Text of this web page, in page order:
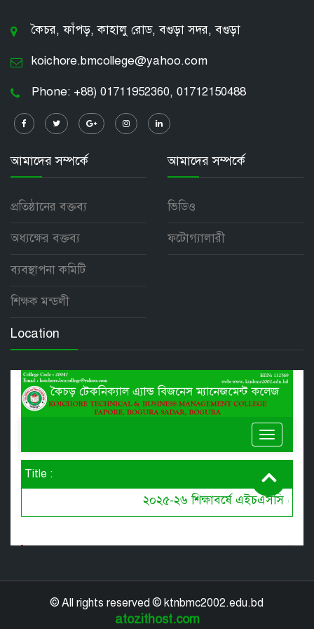
কৈচর, ফাঁপড়, কাহালু রোড, বগুড়া সদর, বগুড়া
koichore.bmcollege@yahoo.com
Phone: +88) 01711952360, 01712150488
আমাদের সম্পর্কে
প্রতিষ্ঠানের বক্তব্য
অধ্যক্ষের বক্তব্য
ব্যবস্থাপনা কমিটি
শিক্ষক মন্ডলী
আমাদের সম্পর্কে
ভিডিও
ফটোগ্যালারী
Location
© All rights reserved © ktnbmc2002.edu.bd
atozithost.com